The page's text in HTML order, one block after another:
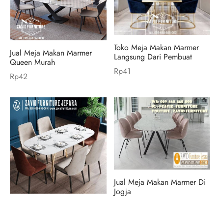
Jual Meja Makan Marmer
Queen Murah
Rp42
Toko Meja Makan Marmer
Langsung Dari Pembuat
Rp41
Jual Meja Makan Marmer Di
Jogja